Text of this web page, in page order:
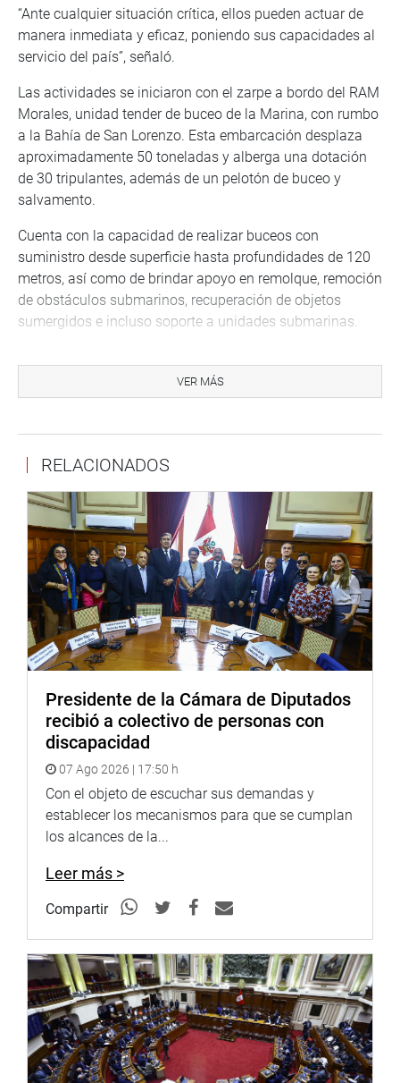
“Ante cualquier situación crítica, ellos pueden actuar de
manera inmediata y eficaz, poniendo sus capacidades al
servicio del país”, señaló.
Las actividades se iniciaron con el zarpe a bordo del RAM
Morales, unidad tender de buceo de la Marina, con rumbo
a la Bahía de San Lorenzo. Esta embarcación desplaza
aproximadamente 50 toneladas y alberga una dotación
de 30 tripulantes, además de un pelotón de buceo y
salvamento.
Cuenta con la capacidad de realizar buceos con
suministro desde superficie hasta profundidades de 120
metros, así como de brindar apoyo en remolque, remoción
de obstáculos submarinos, recuperación de objetos
sumergidos e incluso soporte a unidades submarinas.
Operaciones Especiales de la Marina de Guerra del Perú,
Ricardo Devoto, destacó el compromiso de su institución
“Esto nos permite mostrar lo que hacemos por el país,
cómo nos esforzamos, cómo nos dedicamos y cómo
estamos comprometidos no solo con la defensa nacional,
sino también con otras tareas que contribuyen a la
asistencia cuando así lo requieren los intereses
nacionales”, afirmó.
Durante el recorrido, la Marina explicó el uso de su
sistema de buceo con casco dependiente de superficie, el
cual permite suministrar aire a los buzos mediante
unidad naval, garantizando seguridad y eficiencia en
operaciones submarinas complejas.
Esta visita permitió constatar el alto grado de
profesionalismo, disciplina y preparación técnica de la
Marina de Guerra, así como su capacidad de respuesta
inmediata ante situaciones de emergencia, desastres
VER MÁS
RELACIONADOS
Presidente de la Cámara de Diputados
recibió a colectivo de personas con
discapacidad
07 Ago 2026 | 17:50 h
Con el objeto de escuchar sus demandas y
establecer los mecanismos para que se cumplan
los alcances de la...
Leer más >
Compartir